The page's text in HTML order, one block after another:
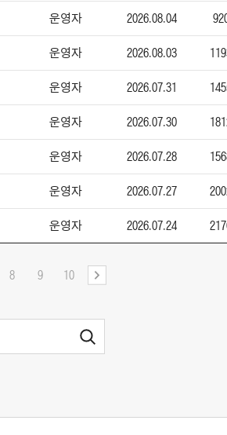
운영자 2026.08.04
운영자 2026.08.03
운영자 2026.07.31
운영자 2026.07.30
운영자 2026.07.28
운영자 2026.07.27
운영자 2026.07.24
8 9 10